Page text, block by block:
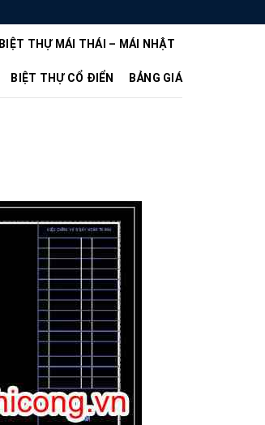
BIỆT THỰ MÁI THÁI – MÁI NHẬT
BIỆT THỰ CỔ ĐIỂN BẢNG GIÁ